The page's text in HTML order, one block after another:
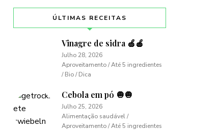
ÚLTIMAS RECEITAS
Vinagre de sidra 🍏🍎
Julho 28, 2026
Aproveitamento / Até 5 ingredientes
/ Bio / Dica
Cebola em pó 🧅🧅
Julho 25, 2026
Alimentação saudável /
Aproveitamento / Até 5 ingredientes